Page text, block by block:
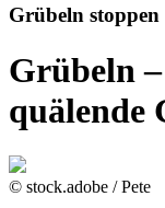
Grübeln stoppen
Grübeln –
quälende
© stock.adobe / Pete